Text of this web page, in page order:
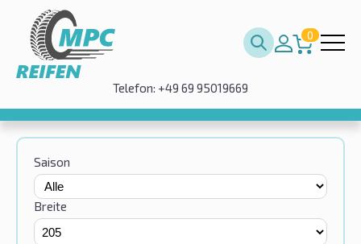
0
Telefon: +49 69 95019669
Saison
Breite